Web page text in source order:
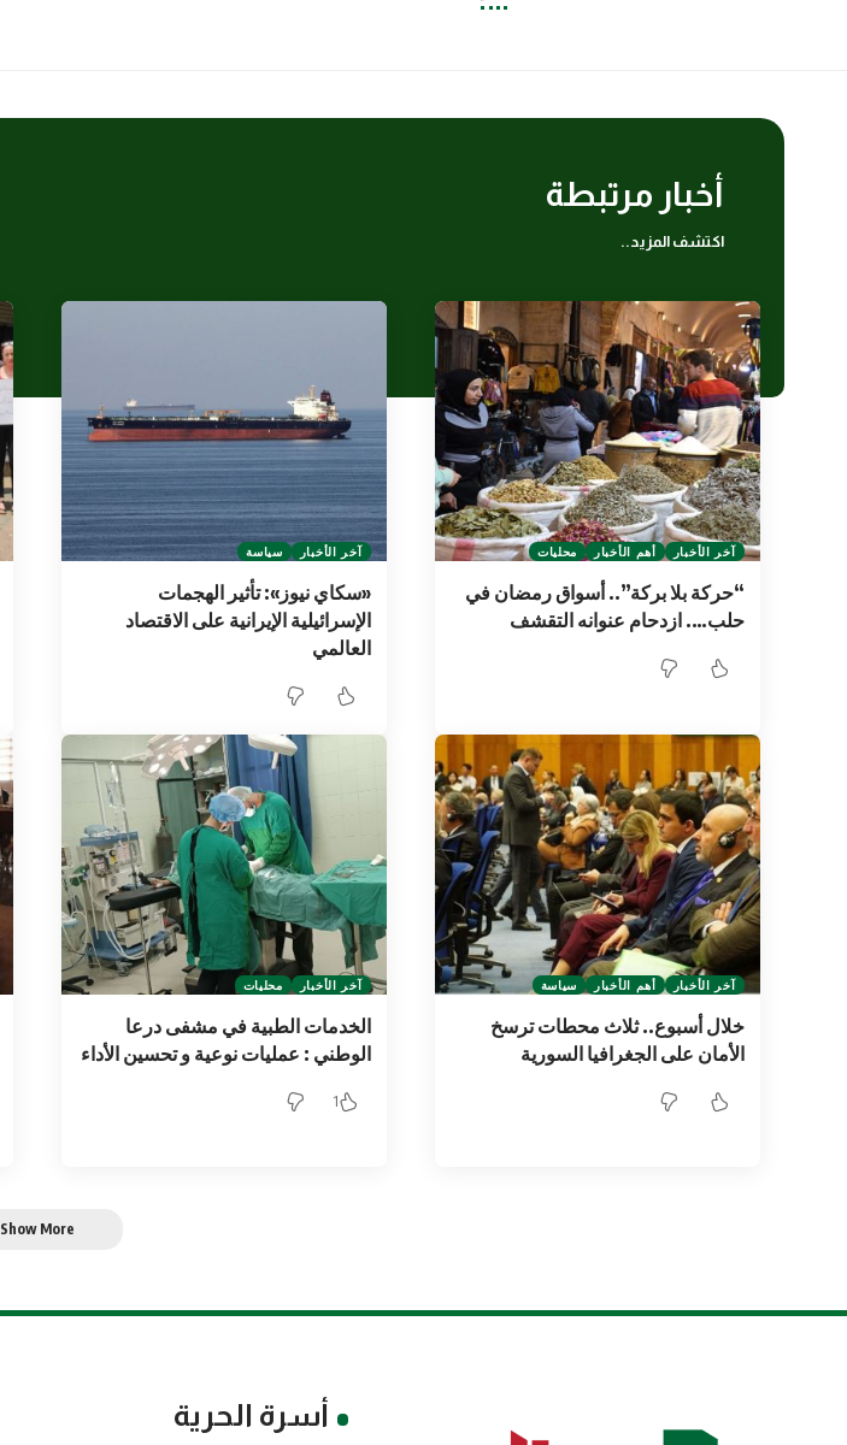
أخبار مرتبطة
اكتشف المزيد..
آخر الأخبار أهم الأخبار محليات
“حركة بلا بركة”.. أسواق رمضان في
حلب…. ازدحام عنوانه التقشف
آخر الأخبار سياسة
‏«سكاي نيوز»: تأثير الهجمات
الإسرائيلية الإيرانية على الاقتصاد
العالمي
آخر الأخبار أهم الأخبار سياسة
خلال أسبوع.. ثلاث محطات ترسخ
الأمان على الجغرافيا السورية
آخر الأخبار محليات
الخدمات الطبية في مشفى درعا
الوطني : عمليات نوعية و تحسين الأداء
1
Show More
أسرة الحرية